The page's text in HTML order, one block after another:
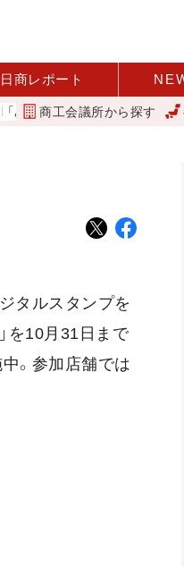
日商レポート
ったらいいね」を商品化 視点を
商工会議所から探す
タルスタンプを
を10月31日まで
。参加店舗では